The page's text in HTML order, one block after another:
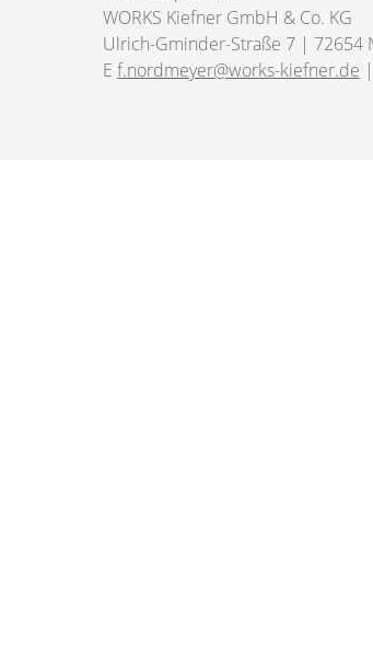
WORKS Kiefner GmbH & Co. KG
Ulrich-Gminder-Straße 7 | 72654
E f.nordmeyer@works-kiefner.de